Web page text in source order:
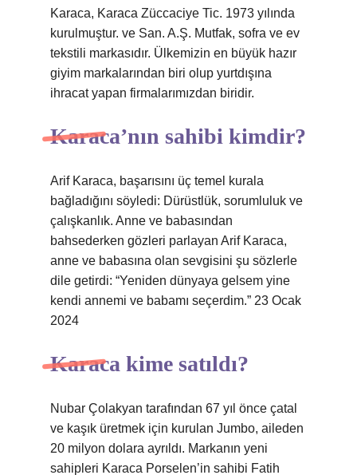
Karaca, Karaca Züccaciye Tic. 1973 yılında
kurulmuştur. ve San. A.Ş. Mutfak, sofra ve ev
tekstili markasıdır. Ülkemizin en büyük hazır
giyim markalarından biri olup yurtdışına
ihracat yapan firmalarımızdan biridir.
Karaca’nın sahibi kimdir?
Arif Karaca, başarısını üç temel kurala
bağladığını söyledi: Dürüstlük, sorumluluk ve
çalışkanlık. Anne ve babasından
bahsederken gözleri parlayan Arif Karaca,
anne ve babasına olan sevgisini şu sözlerle
dile getirdi: “Yeniden dünyaya gelsem yine
kendi annemi ve babamı seçerdim.” 23 Ocak
2024
Karaca kime satıldı?
Nubar Çolakyan tarafından 67 yıl önce çatal
ve kaşık üretmek için kurulan Jumbo, aileden
20 milyon dolara ayrıldı. Markanın yeni
sahipleri Karaca Porselen’in sahibi Fatih